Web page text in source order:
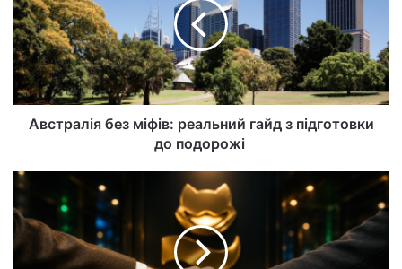
Австралія без міфів: реальний гайд з підготовки
до подорожі